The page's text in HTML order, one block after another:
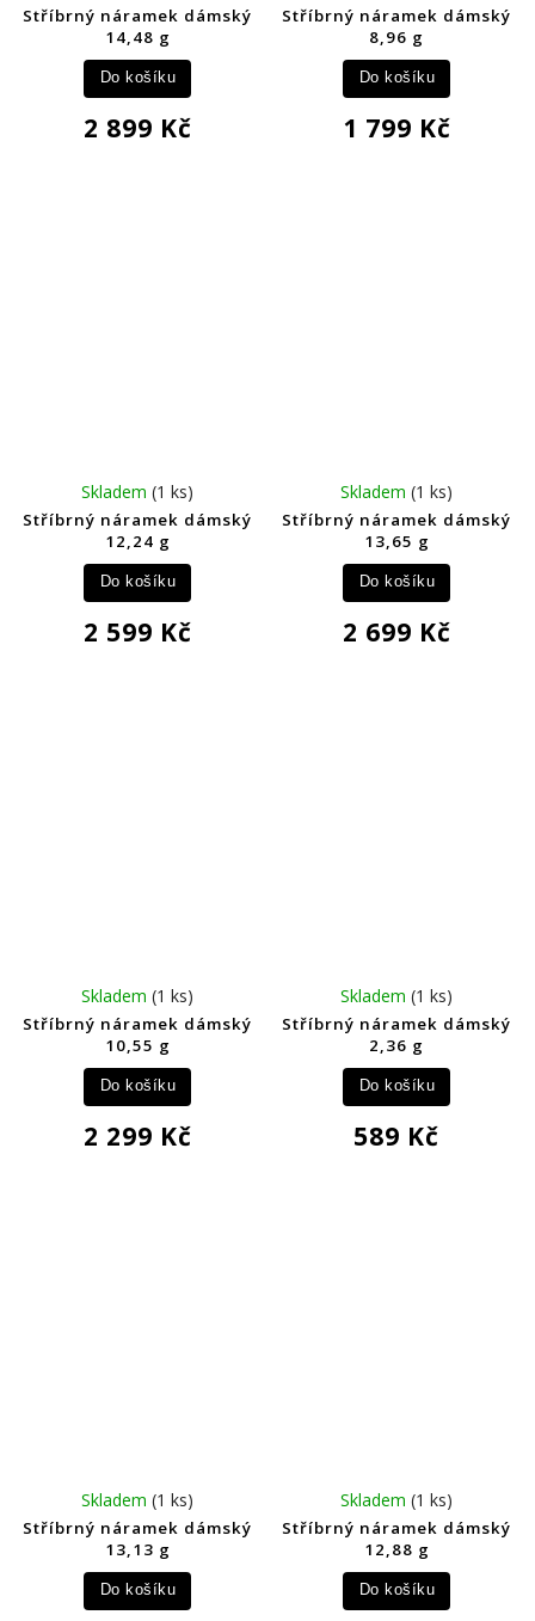
Stříbrný náramek dámský
14,48 g
2 899 Kč
Do košíku
Stříbrný náramek dámský
8,96 g
1 799 Kč
Do košíku
Stříbrný náramek dámský
12,24 g
Skladem(1 ks)
2 599 Kč
Do košíku
Stříbrný náramek dámský
13,65 g
Skladem(1 ks)
2 699 Kč
Do košíku
Stříbrný náramek dámský
10,55 g
Skladem(1 ks)
2 299 Kč
Do košíku
Stříbrný náramek dámský
2,36 g
Skladem(1 ks)
589 Kč
Do košíku
Stříbrný náramek dámský
13,13 g
Skladem(1 ks)
Do košíku
Stříbrný náramek dámský
12,88 g
Skladem(1 ks)
Do košíku